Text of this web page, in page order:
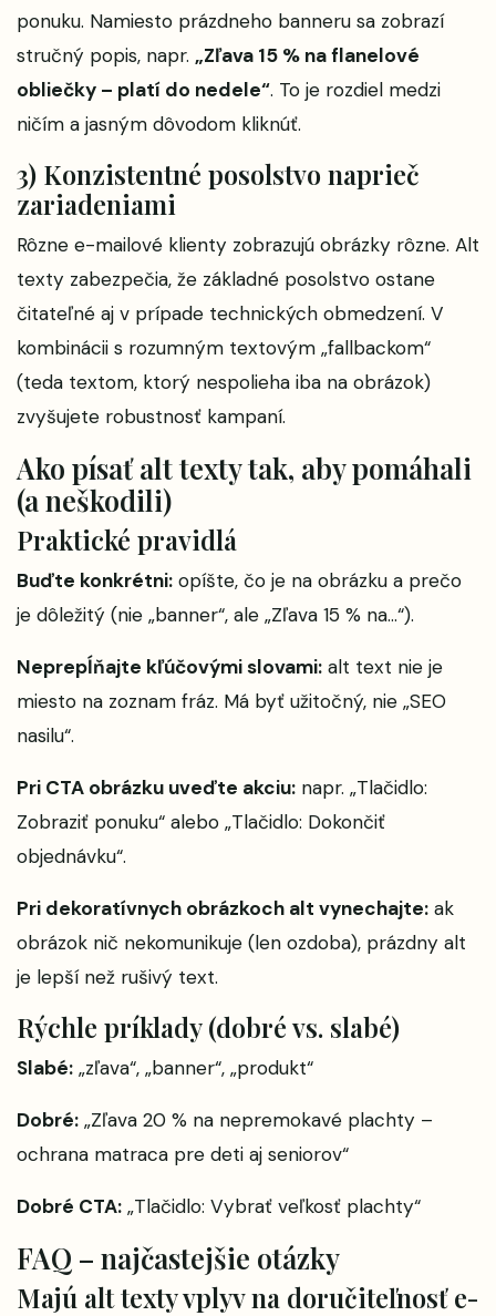
ponuku. Namiesto prázdneho banneru sa zobrazí
stručný popis, napr. „Zľava 15 % na flanelové
obliečky – platí do nedele“. To je rozdiel medzi
ničím a jasným dôvodom kliknúť.
3) Konzistentné posolstvo naprieč
zariadeniami
Rôzne e-mailové klienty zobrazujú obrázky rôzne. Alt
texty zabezpečia, že základné posolstvo ostane
čitateľné aj v prípade technických obmedzení. V
kombinácii s rozumným textovým „fallbackom“
(teda textom, ktorý nespolieha iba na obrázok)
zvyšujete robustnosť kampaní.
Ako písať alt texty tak, aby pomáhali
(a neškodili)
Praktické pravidlá
Buďte konkrétni: opíšte, čo je na obrázku a prečo
je dôležitý (nie „banner“, ale „Zľava 15 % na…“).
Neprepĺňajte kľúčovými slovami: alt text nie je
miesto na zoznam fráz. Má byť užitočný, nie „SEO
nasilu“.
Pri CTA obrázku uveďte akciu: napr. „Tlačidlo:
Zobraziť ponuku“ alebo „Tlačidlo: Dokončiť
objednávku“.
Pri dekoratívnych obrázkoch alt vynechajte: ak
obrázok nič nekomunikuje (len ozdoba), prázdny alt
je lepší než rušivý text.
Rýchle príklady (dobré vs. slabé)
Slabé: „zľava“, „banner“, „produkt“
Dobré: „Zľava 20 % na nepremokavé plachty –
ochrana matraca pre deti aj seniorov“
Dobré CTA: „Tlačidlo: Vybrať veľkosť plachty“
FAQ – najčastejšie otázky
Majú alt texty vplyv na doručiteľnosť e-